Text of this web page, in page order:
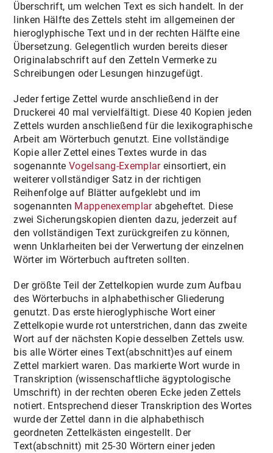
Überschrift, um welchen Text es sich handelt. In der
linken Hälfte des Zettels steht im allgemeinen der
hieroglyphische Text und in der rechten Hälfte eine
Übersetzung. Gelegentlich wurden bereits dieser
Originalabschrift auf den Zetteln Vermerke zu
Schreibungen oder Lesungen hinzugefügt.
Jeder fertige Zettel wurde anschließend in der
Druckerei 40 mal vervielfältigt. Diese 40 Kopien jeden
Zettels wurden anschließend für die lexikographische
Arbeit am Wörterbuch genutzt. Eine vollständige
Kopie aller Zettel eines Textes wurde in das
sogenannte Vogelsang-Exemplareinsortiert, ein
weiterer vollständiger Satz in der richtigen
Reihenfolge auf Blätter aufgeklebt und im
sogenannten Mappenexemplarabgeheftet. Diese
zwei Sicherungskopien dienten dazu, jederzeit auf
den vollständigen Text zurückgreifen zu können,
wenn Unklarheiten bei der Verwertung der einzelnen
Wörter im Wörterbuch auftreten sollten.
Der größte Teil der Zettelkopien wurde zum Aufbau
des Wörterbuchs in alphabethischer Gliederung
genutzt. Das erste hieroglyphische Wort einer
Zettelkopie wurde rot unterstrichen, dann das zweite
Wort auf der nächsten Kopie desselben Zettels usw.
bis alle Wörter eines Text(abschnitt)es auf einem
Zettel markiert waren. Das markierte Wort wurde in
Transkription (wissenschaftliche ägyptologische
Umschrift) in der rechten oberen Ecke jeden Zettels
notiert. Entsprechend dieser Transkription des Wortes
wurde der Zettel dann in die alphabethisch
geordneten Zettelkästen eingestellt. Der
Text(abschnitt) mit 25-30 Wörtern einer jeden